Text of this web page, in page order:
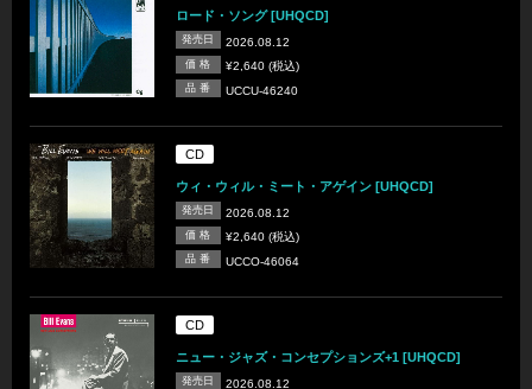
ロード・ソング [UHQCD]
発売日 2026.08.12
価 格 ¥2,640 (税込)
品 番 UCCU-46240
CD
ウィ・ウィル・ミート・アゲイン [UHQCD]
発売日 2026.08.12
価 格 ¥2,640 (税込)
品 番 UCCO-46064
CD
ニュー・ジャズ・コンセプションズ+1 [UHQCD]
発売日 2026.08.12